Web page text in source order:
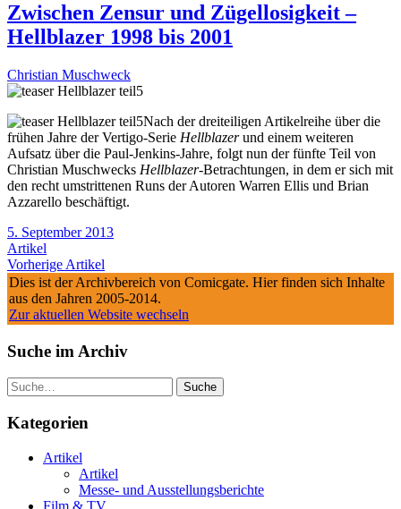
Zwischen Zensur und Zügellosigkeit –
Hellblazer 1998 bis 2001
Christian Muschweck
Nach der dreiteiligen Artikelreihe über die
frühen Jahre der Vertigo-Serie Hellblazerund einem weiteren
Aufsatz über die Paul-Jenkins-Jahre, folgt nun der fünfte Teil von
Christian Muschwecks Hellblazer-Betrachtungen, in dem er sich mit
den recht umstrittenen Runs der Autoren Warren Ellis und Brian
Azzarello beschäftigt.
5. September 2013
Artikel
Vorherige Artikel
Dies ist der Archivbereich von Comicgate. Hier finden sich Inhalte
aus den Jahren 2005-2014.
Zur aktuellen Website wechseln
Suche im Archiv
Suche
Kategorien
Artikel
Artikel
Messe- und Ausstellungsberichte
Film & TV